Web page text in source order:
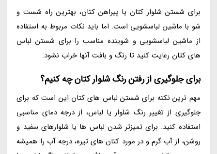
برای شستن شلوار کتان یا پیراهن کتان، بهترین راه شست و
شو با ماشین لباسشویی است. اما باید نکات مربوط به استفاده
از ماشین لباسشویی و شوینده مناسب را برای شستن لباس
های کتان رعایت کنید تا رنگ و بافت آنها خراب نشود.
برای جلوگیری از رفتن رنگ شلوار کتان چه کنیم؟
مهم ترین نکته برای شستن لباس های کتان این است که برای
جلوگیری از تغییر رنگ شلوار یا لباس، از درجه دمای مناسبی
استفاده کنید. برای تمیزتر شدن لباس ها یا شلوارهای سفید و
روشن، از آب گرم و در مورد کتان های تیره، درجه آب را همیشه